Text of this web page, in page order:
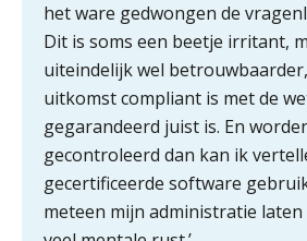
het ware gedwongen de
Dit is soms een beetje irritant,
uiteindelijk wel
uitkomst compliant is met de
gegarandeerd juist is. En
gecontroleerd dan kan ik
gecertificeerde software
meteen mijn administratie
Het
Je helpt
administratie
die van jouzelf?
zo werkt u